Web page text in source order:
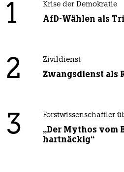
1 Krise der Demokratie
AfD-Wählen als
2 Zivildienst
Zwangsdienst als
3 Forstwissenschaftler
„Der Mythos vom
hartnäckig“